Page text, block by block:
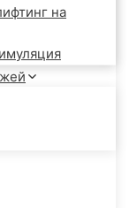
на